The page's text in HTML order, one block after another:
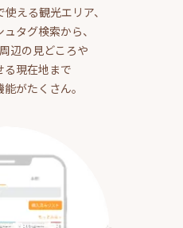
える観光エリア、
タグ検索から、
辺の見どころや
る現在地まで
がたくさん。